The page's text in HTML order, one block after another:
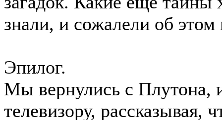
знали, и сожалели об этом
Эпилог.
Мы вернулись с Плутона,
телевизору, рассказывая,